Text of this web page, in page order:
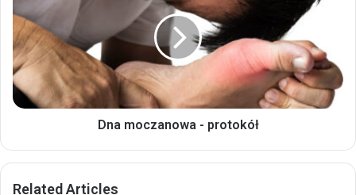
protokół
Dna moczanowa - protokół
Related Articles